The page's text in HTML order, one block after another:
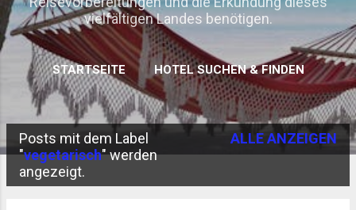
vielfältigen Landes benötigen.
STARTSEITE HOTEL SUCHEN & FINDEN
MEHR… KOOPERATION/ WERBUNG/ LINKTAUSCH
P
Posts mit dem Label
"vegetarisch" werden
angezeigt.
ALLE ANZEIGEN